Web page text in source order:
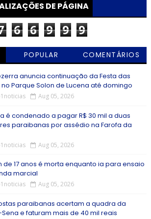
DE PÁGINA
6 6 9 9 9
POPULAR COMENTÁRIOS
anuncia continuação da Festa das
no Parque Solon de Lucena até domingo
Aug 05, 2026
é condenado a pagar R$ 30 mil a duas
paraibanas por assédio na Farofa da
Aug 05, 2026
de 17 anos é morta enquanto ia para ensaio
marcial
Aug 05, 2026
paraibanas acertam a quadra da
e faturam mais de 40 mil reais